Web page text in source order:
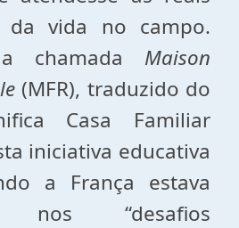
da vida no campo.
chamada Maison
(MFR), traduzido do
Casa Familiar
iniciativa educativa
a França estava
nos “desafios